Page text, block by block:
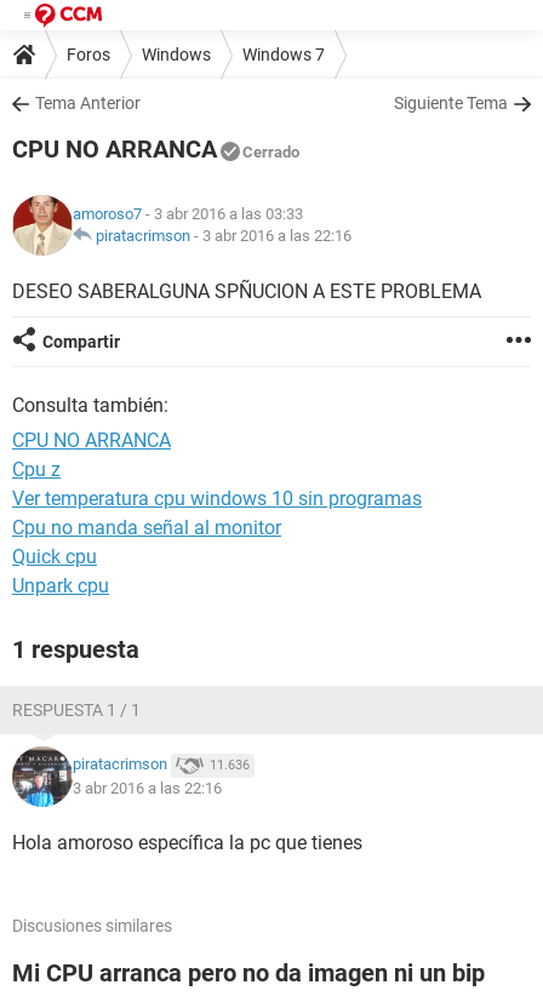
Foros Windows Windows 7
Tema Anterior Siguiente Tema
CPU NO ARRANCA Cerrado
amoroso7 - 3 abr 2016 a las 03:33
piratacrimson - 3 abr 2016 a las 22:16
DESEO SABERALGUNA SPÑUCION A ESTE PROBLEMA
Compartir
Consulta también:
CPU NO ARRANCA
Cpu z
Ver temperatura cpu windows 10 sin programas
Cpu no manda señal al monitor
Quick cpu
Unpark cpu
1 respuesta
RESPUESTA 1 / 1
piratacrimson 11.636
3 abr 2016 a las 22:16
Hola amoroso específica la pc que tienes
Discusiones similares
Mi CPU arranca pero no da imagen ni un bip